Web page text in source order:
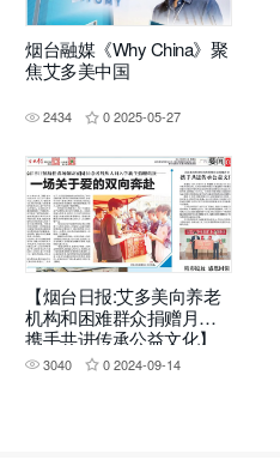
烟台融媒《Why China》聚
焦艾多美中国
2434 0 2025-05-27
【烟台日报:艾多美向养老
机构和困难群众捐赠月饼
携手共进传承公益文化】
3040 0 2024-09-14